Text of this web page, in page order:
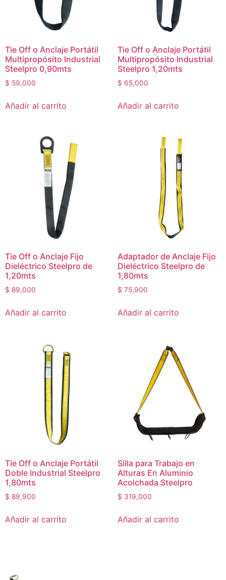
Tie Off o Anclaje Portátil
Multipropósito Industrial
Steelpro 0,90mts
$ 59,000
Añadir al carrito
Tie Off o Anclaje Portátil
Multipropósito Industrial
Steelpro 1,20mts
$ 65,000
Añadir al carrito
Tie Off o Anclaje Fijo
Dieléctrico Steelpro de
1,20mts
$ 89,000
Añadir al carrito
Adaptador de Anclaje Fijo
Dieléctrico Steelpro de
1,80mts
$ 75,900
Añadir al carrito
Tie Off o Anclaje Portátil
Doble Industrial Steelpro
1,80mts
$ 89,900
Añadir al carrito
Silla para Trabajo en
Alturas En Aluminio
Acolchada Steelpro
$ 319,000
Añadir al carrito